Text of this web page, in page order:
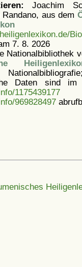
Joachim
aus dem
7. 8. 2026
Nationalbibliothek
Daten sind im
1175439177
969828497